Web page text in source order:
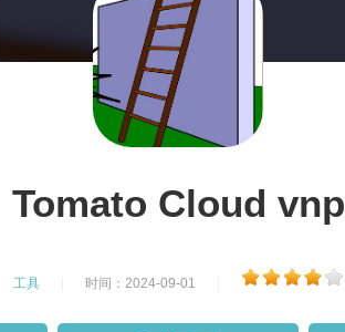
Tomato Cloud vnp
工具 时间：2024-09-01